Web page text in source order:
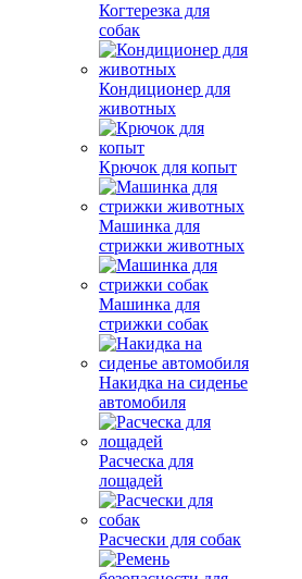
Когтерезка для
собак
Кондиционер для
животных
Крючок для копыт
Машинка для
стрижки животных
Машинка для
стрижки собак
Накидка на сиденье
автомобиля
Расческа для
лощадей
Расчески для собак